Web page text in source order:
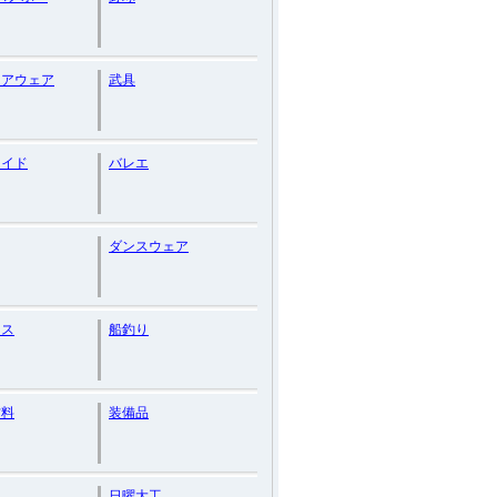
ウェア 武具
ド バレエ
ダンスウェア
船釣り
装備品